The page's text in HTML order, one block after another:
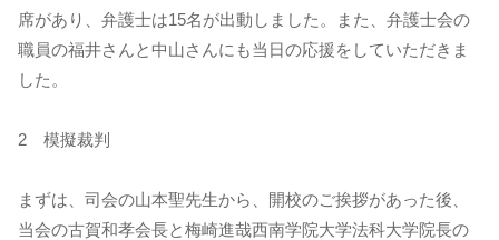
席があり、弁護士は15名が出動しました。また、弁護士会の
職員の福井さんと中山さんにも当日の応援をしていただきま
した。
2 模擬裁判
まずは、司会の山本聖先生から、開校のご挨拶があった後、
当会の古賀和孝会長と梅崎進哉西南学院大学法科大学院長の